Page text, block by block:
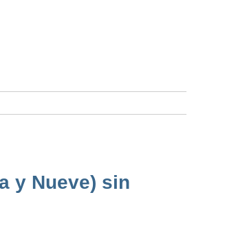
y Nueve) sin